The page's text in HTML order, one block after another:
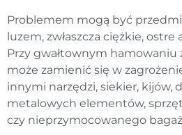
Problemem mogą być
luzem, zwłaszcza ciężkie, ostre
Przy gwałtownym hamowaniu
może zamienić się w
innymi narzędzi, siekier, kijów,
metalowych elementów,
czy nieprzymocowanego